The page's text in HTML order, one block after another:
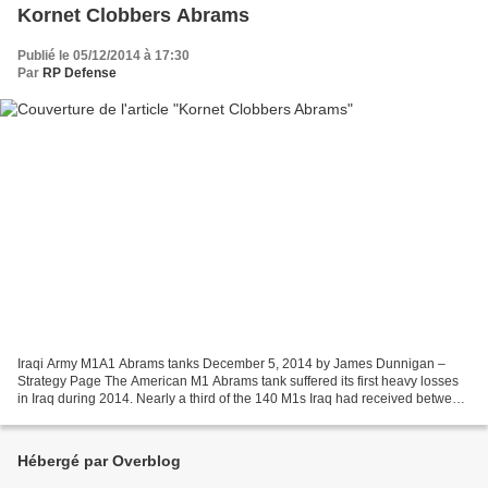
Kornet Clobbers Abrams
Publié le 05/12/2014 à 17:30
Par RP Defense
Iraqi Army M1A1 Abrams tanks December 5, 2014 by James Dunnigan –
Strategy Page The American M1 Abrams tank suffered its first heavy losses
in Iraq during 2014. Nearly a third of the 140 M1s Iraq had received between
Hébergé par Overblog